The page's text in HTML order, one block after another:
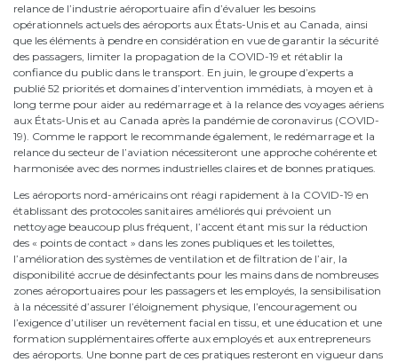
relance de l’industrie aéroportuaire afin d’évaluer les besoins
opérationnels actuels des aéroports aux États-Unis et au Canada, ainsi
que les éléments à pendre en considération en vue de garantir la sécurité
des passagers, limiter la propagation de la COVID-19 et rétablir la
confiance du public dans le transport. En juin, le groupe d’experts a
publié 52 priorités et domaines d’intervention immédiats, à moyen et à
long terme pour aider au redémarrage et à la relance des voyages aériens
aux États-Unis et au Canada après la pandémie de coronavirus (COVID-
19). Comme le rapport le recommande également, le redémarrage et la
relance du secteur de l’aviation nécessiteront une approche cohérente et
harmonisée avec des normes industrielles claires et de bonnes pratiques.
Les aéroports nord-américains ont réagi rapidement à la COVID-19 en
établissant des protocoles sanitaires améliorés qui prévoient un
nettoyage beaucoup plus fréquent, l’accent étant mis sur la réduction
des « points de contact » dans les zones publiques et les toilettes,
l’amélioration des systèmes de ventilation et de filtration de l’air, la
disponibilité accrue de désinfectants pour les mains dans de nombreuses
zones aéroportuaires pour les passagers et les employés, la sensibilisation
à la nécessité d’assurer l’éloignement physique, l’encouragement ou
l’exigence d’utiliser un revêtement facial en tissu, et une éducation et une
formation supplémentaires offerte aux employés et aux entrepreneurs
des aéroports. Une bonne part de ces pratiques resteront en vigueur dans